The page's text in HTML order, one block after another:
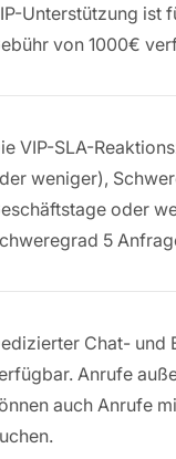
Unterstützung ist
von 1000€
VIP-SLA-
weniger),
oder
5
Chat- und
Anrufe
auch Anrufe